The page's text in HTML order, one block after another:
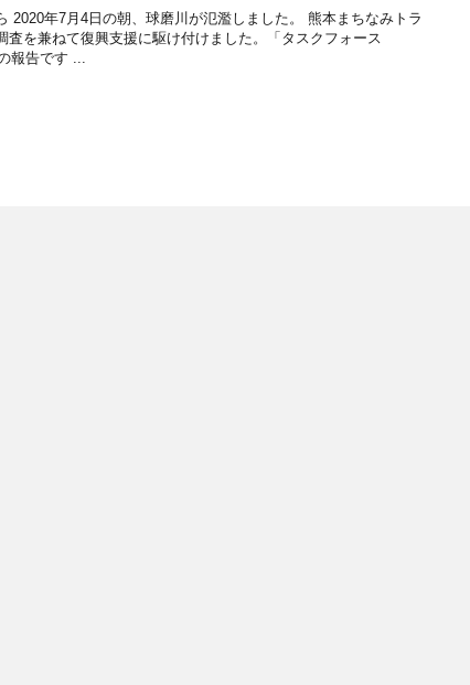
2020年7月4日の朝、球磨川が氾濫しました。 熊本まちなみトラ
査を兼ねて復興支援に駆け付けました。「タスクフォース
報告です ...